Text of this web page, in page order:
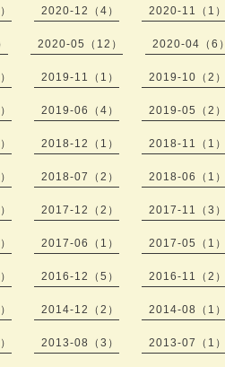
2020-12（4） 2020-11（1）
2020-05（12） 2020-04（6）
2019-11（1） 2019-10（2）
2019-06（4） 2019-05（2）
2018-12（1） 2018-11（1）
2018-07（2） 2018-06（1）
2017-12（2） 2017-11（3）
2017-06（1） 2017-05（1）
2016-12（5） 2016-11（2）
2014-12（2） 2014-08（1）
2013-08（3） 2013-07（1）